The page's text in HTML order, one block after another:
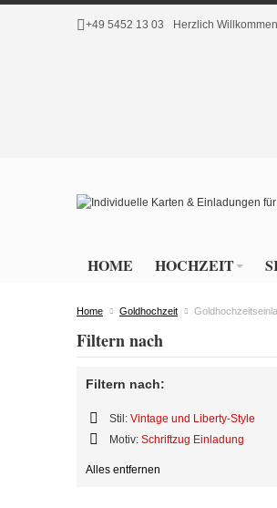
+49 5452 13 03 Herzlich
HOME HOCHZEIT
Home Goldhochzeit
Filtern nach
Filtern nach:
Stil: Vintage und Liberty-Style
Diesen
entfernen
Motiv: Schriftzug Einladung
Artikel
Alles entfernen